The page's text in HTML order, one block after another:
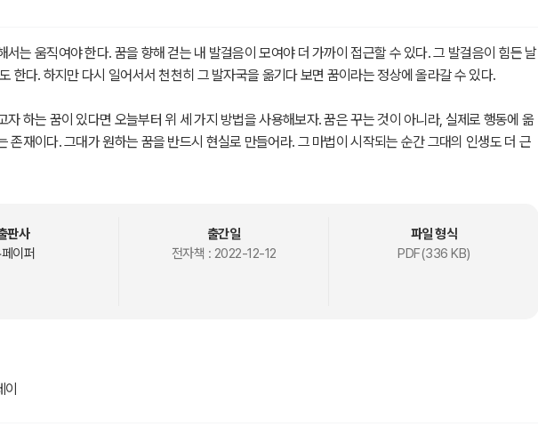
서는 움직여야 한다. 꿈을 향해 걷는 내 발걸음이 모여야 더 가까이 접근할 수 있다. 그 발걸음이 힘든 날
한다. 하지만 다시 일어서서 천천히 그 발자국을 옮기다 보면 꿈이라는 정상에 올라갈 수 있다.
자 하는 꿈이 있다면 오늘부터 위 세 가지 방법을 사용해보자. 꿈은 꾸는 것이 아니라, 실제로 행동에 옮
존재이다. 그대가 원하는 꿈을 반드시 현실로 만들어라. 그 마법이 시작되는 순간 그대의 인생도 더 근
판사
이퍼
출간일
전자책 : 2022-12-12
파일 형식
PDF(336 KB)